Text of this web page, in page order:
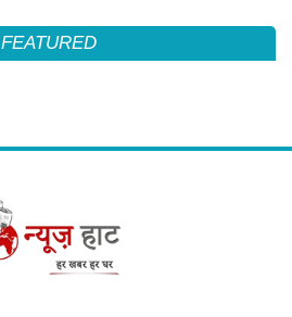
FEATURED